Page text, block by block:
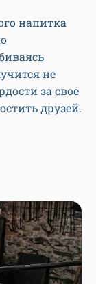
напитка
не
за свое
друзей.